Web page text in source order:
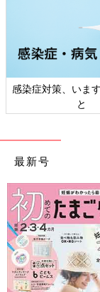
大根、にんじん
いたけは軸を除
さ、ネギは斜め薄
半分に切りさらに
を入れて煮る。
さっと煮る。
全体がくったりし
まぼこを添える。
※水1リットルに対
ら8～10分煮だす
感染症対策、いま
と
最新号